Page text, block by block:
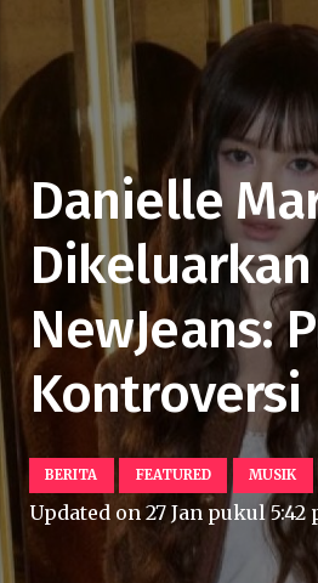
Danielle
NewJeans:
Kontroversi
BERITA FEATURED MUSIK
Updated on 27 Jan pukul 5:42